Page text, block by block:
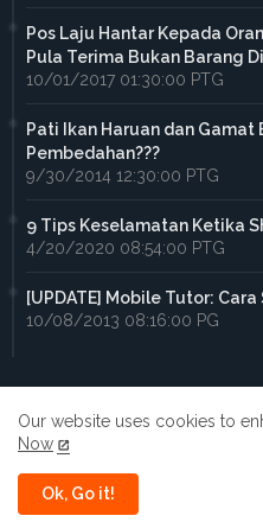
Pos Laju Hantar Kepada
Pula Terima Bukan Barang
10/01/2017 01:30:00 PTG
Pati Ikan Haruan dan
Pembedahan???
9/30/2014 12:30:00 PTG
9 Tips Keselamatan Ketika
4/20/2020 08:54:00 PTG
[UPDATE] Mobile Tutor:
10/08/2013 08:16:00 PG
Our website uses cookies to
Now
Ok, Go it!